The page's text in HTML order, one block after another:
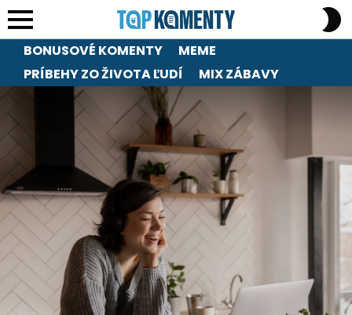
Menu
BONUSOVÉ KOMENTY
MEME
PRÍBEHY ZO ŽIVOTA ĽUDÍ
MIX ZÁBAVY